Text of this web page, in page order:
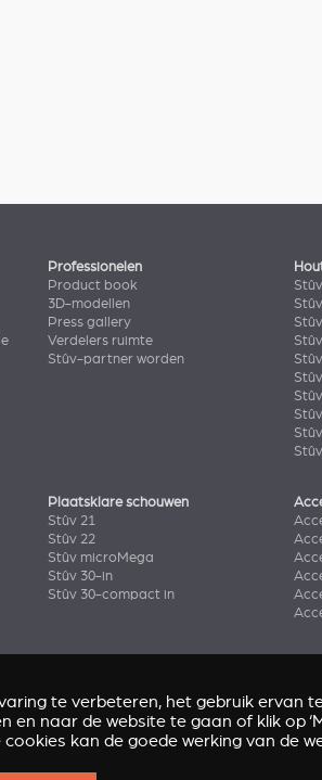
Professionelen
Product book
3D-modellen
Press gallery
Verdelers ruimte
Stûv-partner worden
Plaatsklare schouwen
Stûv 21
Stûv 22
Stûv microMega
Stûv 30-in
Stûv 30-compact in
te verbeteren, het gebruik ervan
naar de website te gaan of klik op
kan de goede werking van de